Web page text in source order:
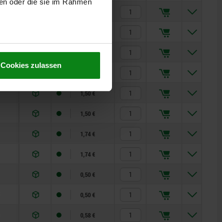
oder die sie im Rahmen
Cookies zulassen
1,09 €
1,50 €
1,50 €
1,74 €
1,74 €
0,50 €
0,50 €
0,58 €